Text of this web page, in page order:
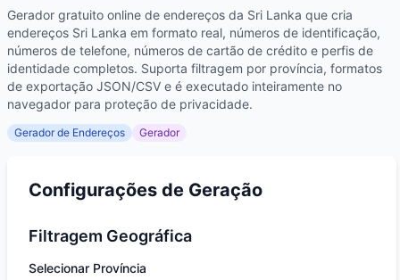
Gerador gratuito online de endereços da Sri Lanka que cria
endereços Sri Lanka em formato real, números de identificação,
números de telefone, números de cartão de crédito e perfis de
identidade completos. Suporta filtragem por província, formatos
de exportação JSON/CSV e é executado inteiramente no
navegador para proteção de privacidade.
Gerador de Endereços Gerador
Configurações de Geração
Filtragem Geográfica
Selecionar Província